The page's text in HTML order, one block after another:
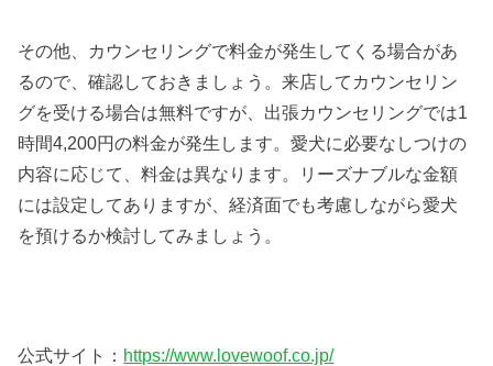
その他、カウンセリングで料金が発生してくる場合があ
るので、確認しておきましょう。来店してカウンセリン
グを受ける場合は無料ですが、出張カウンセリングでは1
時間4,200円の料金が発生します。愛犬に必要なしつけの
内容に応じて、料金は異なります。リーズナブルな金額
には設定してありますが、経済面でも考慮しながら愛犬
を預けるか検討してみましょう。
公式サイト： https://www.lovewoof.co.jp/